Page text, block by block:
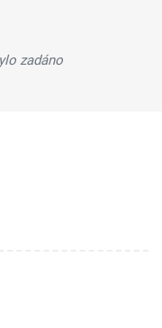
zadáno